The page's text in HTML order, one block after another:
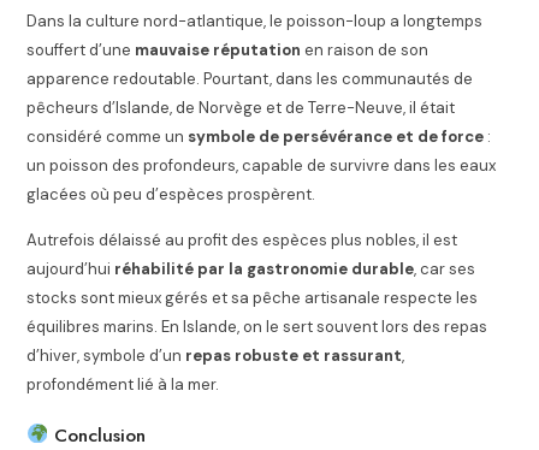
Dans la culture nord-atlantique, le poisson-loup a longtemps
souffert d’une mauvaise réputation en raison de son
apparence redoutable. Pourtant, dans les communautés de
pêcheurs d’Islande, de Norvège et de Terre-Neuve, il était
considéré comme un symbole de persévérance et de force :
un poisson des profondeurs, capable de survivre dans les eaux
glacées où peu d’espèces prospèrent.
Autrefois délaissé au profit des espèces plus nobles, il est
aujourd’hui réhabilité par la gastronomie durable, car ses
stocks sont mieux gérés et sa pêche artisanale respecte les
équilibres marins. En Islande, on le sert souvent lors des repas
d’hiver, symbole d’un repas robuste et rassurant,
profondément lié à la mer.
Conclusion